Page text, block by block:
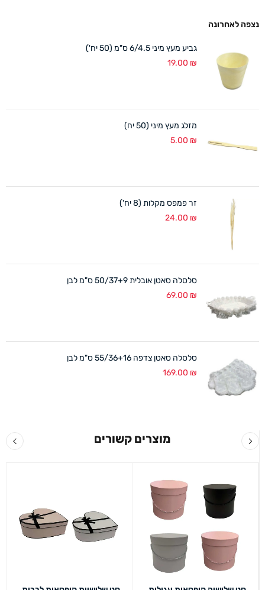
נצפה לאחרונה
גביע מעץ מיני 6/4.5 ס"מ (50 יח')
19.00 ₪
מזלג מעץ מיני (50 יח)
5.00 ₪
זר פמפס מקלות (8 יח')
24.00 ₪
סלסלה סאטן אובלית 50/37+9 ס"מ לבן
69.00 ₪
סלסלה סאטן צדפה 55/36+16 ס"מ לבן
169.00 ₪
מוצרים קשורים